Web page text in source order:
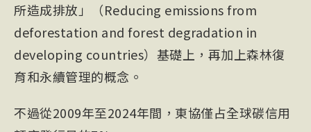
所造成排放」（Reducing emissions from
deforestation and forest degradation in
developing countries）基礎上，再加上森林復
育和永續管理的概念。
不過從2009年至2024年間，東協僅占全球碳信用